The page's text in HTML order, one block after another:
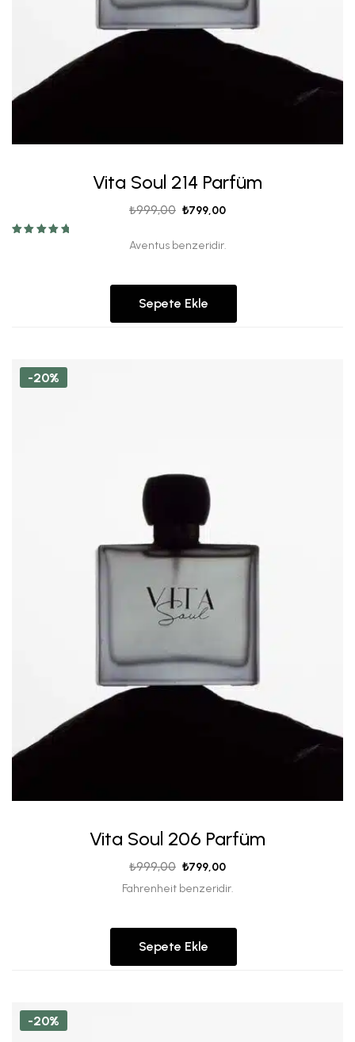
Vita Soul 214 Parfüm
₺999,00 ₺799,00
Aventus benzeridir.
Sepete Ekle
-20%
Vita Soul 206 Parfüm
₺999,00 ₺799,00
Fahrenheit benzeridir.
Sepete Ekle
-20%